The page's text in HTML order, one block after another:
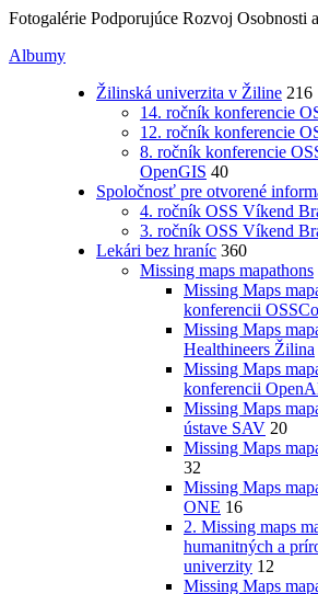
Fotogalérie Podporujúce Rozvoj Osobnosti
Albumy
Žilinská univerzita v Žiline 216
14. ročník konferencie
12. ročník konferencie
8. ročník konferencie
OpenGIS 40
Spoločnosť pre otvorené
4. ročník OSS Víkend
3. ročník OSS Víkend
Lekári bez hraníc 360
Missing maps mapathons
Missing Maps
konferencii
Missing Maps
Healthineers Žilina
Missing Maps
konferencii
Missing Maps
ústave SAV 20
Missing Maps
32
Missing Maps
ONE 16
2. Missing maps
humanitných a
univerzity 12
Missing Maps